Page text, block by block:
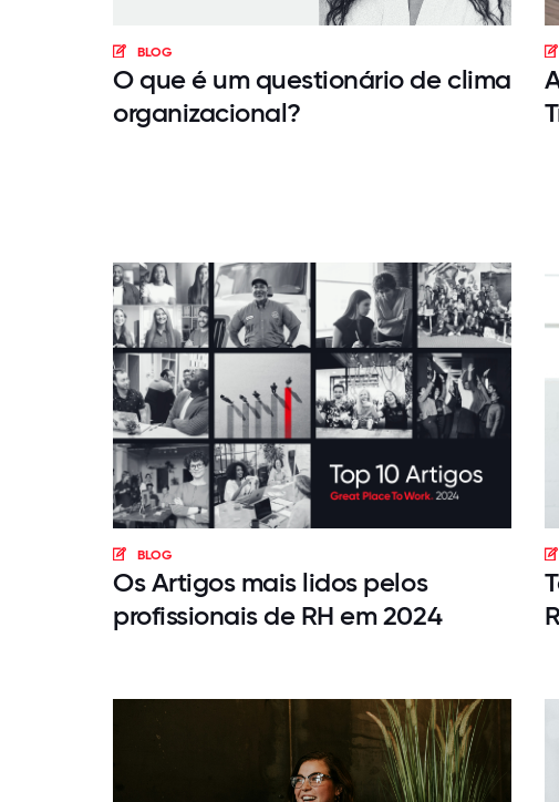
BLOG
O que é um questionário de clima
organizacional?
BLOG
Os Artigos mais lidos pelos
profissionais de RH em 2024